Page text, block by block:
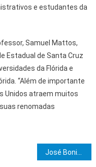
e estudantes da
Samuel Mattos,
Estadual de Santa Cruz
da Flórida e
“Além de importante
Unidos atraem muitos
renomadas
José Bonifácio: O Advogado nos bastidores da Independência do Brasil